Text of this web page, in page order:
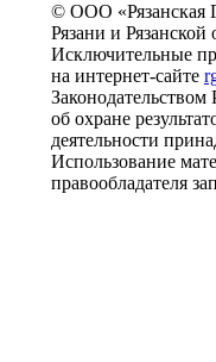
© ООО «Рязанская
Рязани и Рязанской
Исключительные
на интернет-сайте
Законодательством
об охране
деятельности
Использование
правообладателя